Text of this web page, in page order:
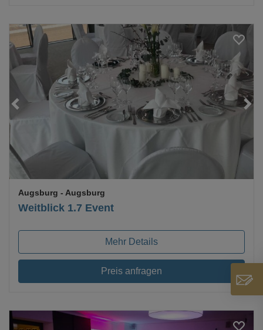
Loading...
Weitblick 1.7 Event
Augsburg - Augsburg
Mehr Details
Preis anfragen